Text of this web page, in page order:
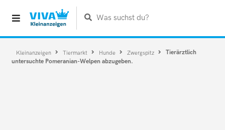
Was suchst du?
Kleinanzeigen Tiermarkt Hunde Zwergspitz
Tierärztlich
untersuchte Pomeranian-Welpen abzugeben.